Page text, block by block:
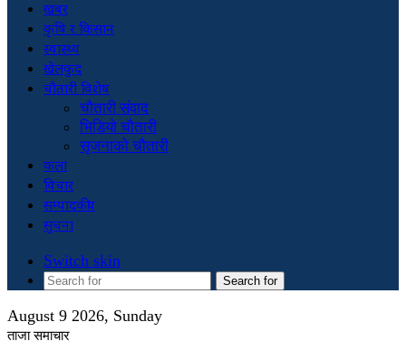
खबर
कृषि र किसान
स्वास्थ्य
खेलकुद
चौतारी विशेष
चौतारी संवाद
भिडियो चौतारी
सृजनाको चौतारी
कला
विचार
सम्पादकीय
सुचना
Switch skin
Search for
August 9 2026, Sunday
ताजा समाचार